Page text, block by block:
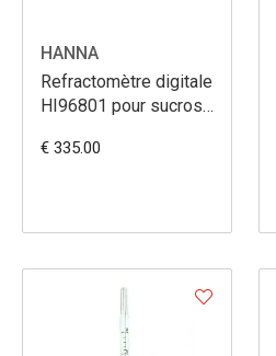
HANNA
Refractomètre digitale
HI96801 pour sucrose
€ 335.00